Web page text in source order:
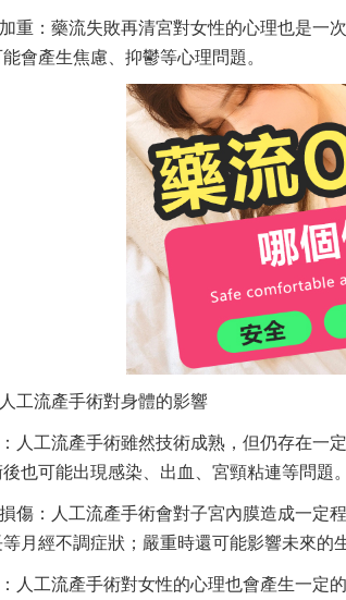
重：藥流失敗再清宮對女性的心理也是一
會產生焦慮、抑鬱等心理問題。
工流產手術對身體的影響
人工流產手術雖然技術成熟，但仍存在一
也可能出現感染、出血、宮頸粘連等問題。
傷：人工流產手術會對子宮內膜造成一定
月經不調症狀；嚴重時還可能影響未來的
人工流產手術對女性的心理也會產生一定